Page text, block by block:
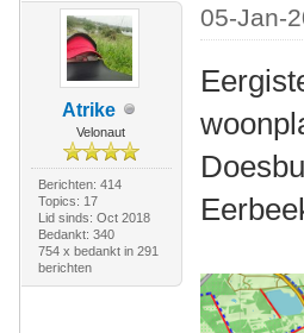
Atrike
Velonaut
Berichten: 414
Topics: 17
Lid sinds: Oct 2018
Bedankt: 340
754 x bedankt in 291
berichten
05-Jan-